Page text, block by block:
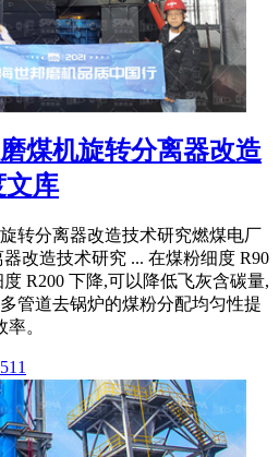
煤机旋转分离器改造
文库
转分离器改造技术研究燃煤电厂
改造技术研究 ... 在煤粉细度 R90
R200 下降,可以降低飞灰含碳量,
管道去锅炉的煤粉分配均匀性提
。